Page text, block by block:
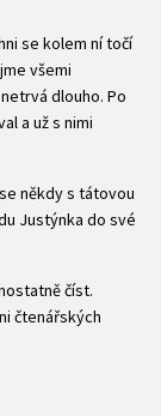
se kolem ní točí
všemi
dlouho. Po
a už s nimi
někdy s tátovou
Justýnka do své
číst.
čtenářských